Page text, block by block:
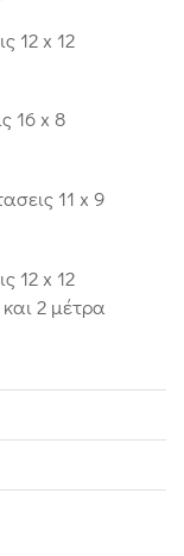
12 x 12
16 x 8
11 x 9
12 x 12
2 μέτρα